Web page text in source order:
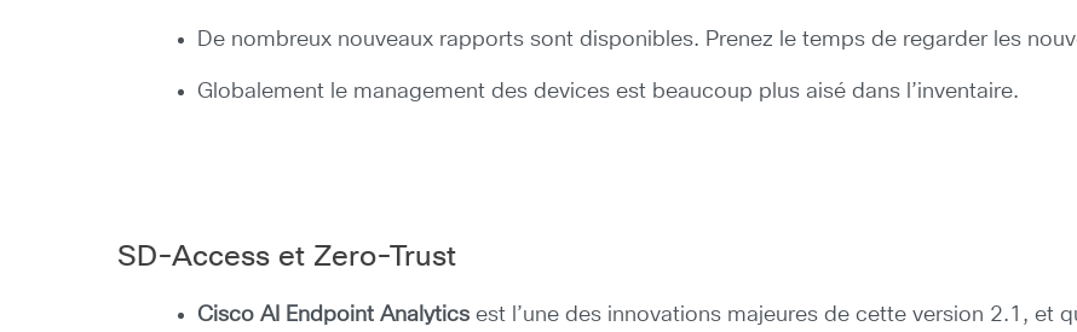
De nombreux nouveaux rapports sont disponibles. Prenez le temps de regarder les
Globalement le management des devices est beaucoup plus aisé dans l’inventaire.
SD-Access et Zero-Trust
Cisco AI Endpoint Analytics est l’une des innovations majeures de cette version 2.1, et